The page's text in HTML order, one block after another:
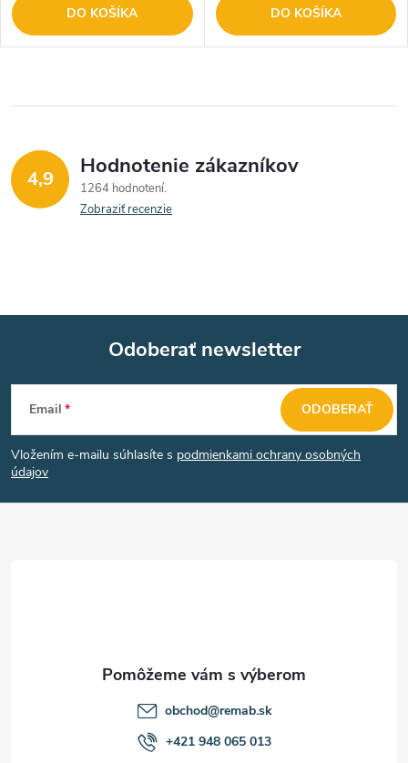
DO KOŠÍKA DO KOŠÍKA
4,9 Hodnotenie zákazníkov
1264 hodnotení
Zobraziť recenzie
Z
á
p
Odoberať newsletter
Email
Vložením e-mailu súhlasíte s podmienkami ochrany osobných
údajov
ODOBERAŤ
obchod@remab.sk
+421 948 065 013